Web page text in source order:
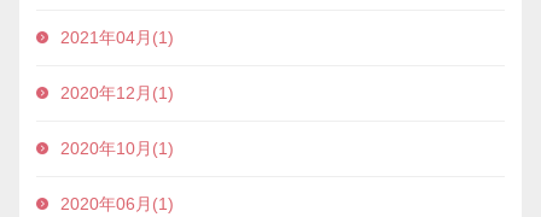
2021年04月(1)
2020年12月(1)
2020年10月(1)
2020年06月(1)